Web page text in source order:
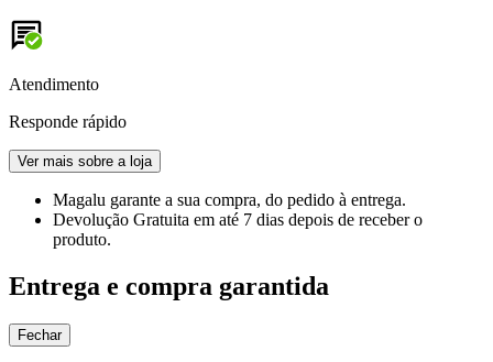
Atendimento
Responde rápido
Ver mais sobre a loja
Magalu garante a sua compra, do pedido à entrega.
Devolução Gratuita em até 7 dias depois de receber o
produto.
Entrega e compra garantida
Fechar